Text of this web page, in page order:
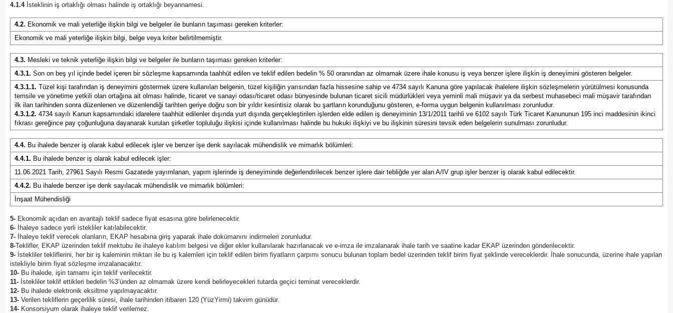
Mersin
İstanbul
İzmir
Kars
Kastamonu
Kayseri
Kırşehir
Malatya
4.1.4 İsteklinin iş ortaklığı olması halinde iş ortaklığı beyannamesi.
4.2. Ekonomik ve mali yeterliğe ilişkin bilgi ve belgeler ile bunların taşıması gereken kriterler:
Ekonomik ve mali yeterliğe ilişkin bilgi, belge veya kriter belirtilmemiştir.
4.3. Mesleki ve teknik yeterliğe ilişkin bilgi ve belgeler ile bunların taşıması gereken kriterler:
4.3.1. Son on beş yıl içinde bedel içeren bir sözleşme kapsamında taahhüt edilen ve teklif edilen bedelin % 50 oranından az olmamak üzere ihale konusu iş veya benzer işlere ilişkin iş deneyimini gösteren belgeler.
4.3.1.1. Tüzel kişi tarafından iş deneyimini göstermek üzere kullanılan belgenin, tüzel kişiliğin yarısından fazla hissesine sahip ve 4734 sayılı Kanuna göre yapılacak ihalelere ilişkin sözleşmelerin yürütülmesi konusunda
temsile ve yönetime yetkili olan ortağına ait olması halinde, ticaret ve sanayi odası/ticaret odası bünyesinde bulunan ticaret sicili müdürlükleri veya yeminli mali müşavir ya da serbest muhasebeci mali müşavir tarafından
ilk ilan tarihinden sonra düzenlenen ve düzenlendiği tarihten geriye doğru son bir yıldır kesintisiz olarak bu şartların korunduğunu gösteren, e-forma uygun belgenin kullanılması zorunludur.
4.3.1.2. 4734 sayılı Kanun kapsamındaki idarelere taahhüt edilenler dışında yurt dışında gerçekleştirilen işlerden elde edilen iş deneyiminin 13/1/2011 tarihli ve 6102 sayılı Türk Ticaret Kanununun 195 inci maddesinin ikinci
fıkrası gereğince pay çoğunluğuna dayanarak kurulan şirketler topluluğu ilişkisi içinde kullanılması halinde bu hukuki ilişkiyi ve bu ilişkinin süresini tevsik eden belgelerin sunulması zorunludur.
4.4. Bu ihalede benzer iş olarak kabul edilecek işler ve benzer işe denk sayılacak mühendislik ve mimarlık bölümleri:
4.4.1. Bu ihalede benzer iş olarak kabul edilecek işler:
11.06.2021 Tarih, 27961 Sayılı Resmi Gazatede yayımlanan, yapım işlerinde iş deneyiminde değerlendirilecek benzer işlere dair tebliğde yer alan A/IV grup işler benzer iş olarak kabul edilecektir.
4.4.2. Bu ihalede benzer işe denk sayılacak mühendislik ve mimarlık bölümleri:
İnşaat Mühendisliği
5- Ekonomik açıdan en avantajlı teklif sadece fiyat esasına göre belirlenecektir.
6- İhaleye sadece yerli istekliler katılabilecektir.
7-
İhaleye teklif verecek olanların, EKAP hesabına giriş yaparak ihale dokümanını indirmeleri zorunludur.
8-Teklifler, EKAP üzerinden teklif mektubu ile ihaleye katılım belgesi ve diğer ekler kullanılarak hazırlanacak ve e-imza ile imzalanarak ihale tarih ve saatine kadar EKAP üzerinden gönderilecektir.
9- İstekliler tekliflerini, her bir iş kaleminin miktarı ile bu iş kalemleri için teklif edilen birim fiyatların çarpımı sonucu bulunan toplam bedel üzerinden teklif birim fiyat şeklinde vereceklerdir. İhale sonucunda, üzerine ihale yapılan
istekliyle birim fiyat sözleşme imzalanacaktır.
10- Bu ihalede, işin tamamı için teklif verilecektir.
11- İstekliler teklif ettikleri bedelin %3’ünden az olmamak üzere kendi belirleyecekleri tutarda geçici teminat vereceklerdir.
12- Bu ihalede elektronik eksiltme yapılmayacaktır.
13- Verilen tekliflerin geçerlilik süresi, ihale tarihinden itibaren 120 (YüzYirmi) takvim günüdür.
14- Konsorsiyum olarak ihaleye teklif verilemez.